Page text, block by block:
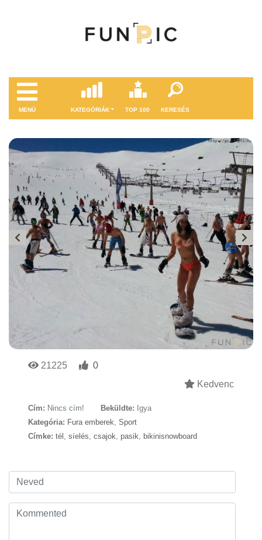
MENÜ KATEGÓRIÁK TOP 100 KERESÉS
21225
0
Kedvenc
Cím: Nincs cím! Beküldte: Igya
Kategória: Fura emberek, Sport
Címke: tél , síelés, csajok, pasik, bikinisnowboard